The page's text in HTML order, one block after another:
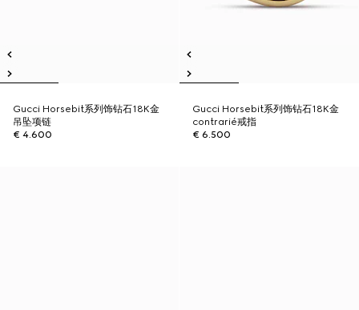
Gucci Horsebit系列饰钻石18K金
吊坠项链
€ 4.600
Gucci Horsebit系列饰钻石18K金
contrarié戒指
€ 6.500